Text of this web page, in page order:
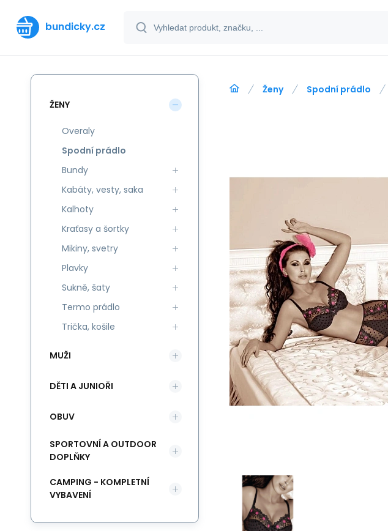
bundicky.cz
Ženy Spodní prádlo
ŽENY
Overaly
Spodní prádlo
Bundy
Kabáty, vesty, saka
Kalhoty
Kraťasy a šortky
Mikiny, svetry
Plavky
Sukně, šaty
Termo prádlo
Trička, košile
MUŽI
DĚTI A JUNIOŘI
OBUV
SPORTOVNÍ A OUTDOOR
DOPLŇKY
CAMPING - KOMPLETNÍ
VYBAVENÍ